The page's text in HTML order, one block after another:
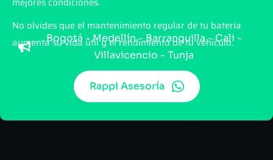
No olvides que el mantenimiento regular de tu batería
aumenta su vida útil y el rendimiento de tu vehículo.
Rappi Asesoría
Bogotá - Medellín - Barranquilla - Cali -
Villavicencio - Tunja